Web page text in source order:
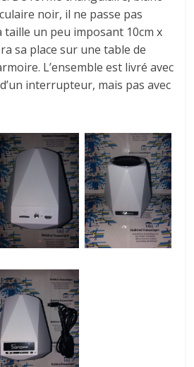
noir, il ne passe pas
taille un peu imposant 10cm x
sa place sur une table de
L’ensemble est livré avec
interrupteur, mais pas avec